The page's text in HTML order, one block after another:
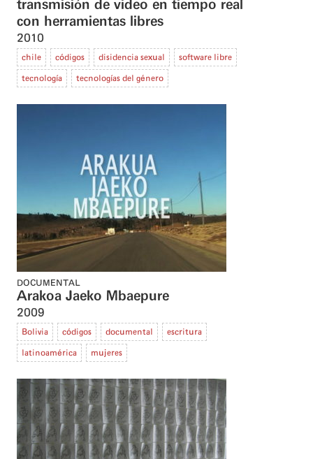
transmisión de video en tiempo real
con herramientas libres
2010
chile códigos disidencia sexual software libre
tecnología tecnologías del género
DOCUMENTAL
Arakoa Jaeko Mbaepure
2009
Bolivia códigos documental escritura
latinoamérica mujeres